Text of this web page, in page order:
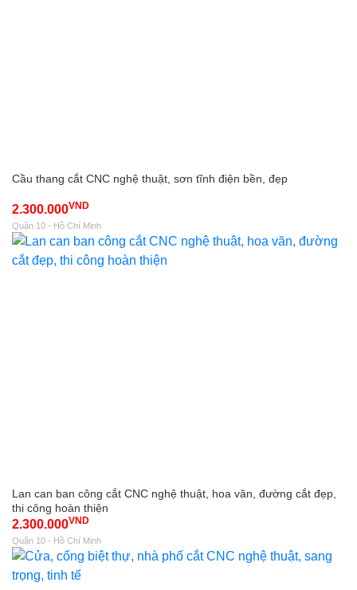
Cầu thang cắt CNC nghệ thuật, sơn tĩnh điện bền, đẹp
2.300.000VND
Quận 10 - Hồ Chí Minh
Lan can ban công cắt CNC nghệ thuật, hoa văn, đường cắt đẹp,
thi công hoàn thiện
2.300.000VND
Quận 10 - Hồ Chí Minh